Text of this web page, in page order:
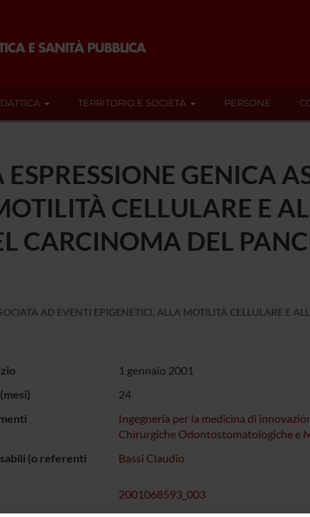
TERRITORIO E SOCIETÀ PERSONE
GENICA
CELLULARE E
CARCINOMA DEL
AD EVENTI EPIGENETICI, ALLA MOTILITÀ CELLULARE E
1 gennaio 2001
24
Ingegneria per la medicina di
Chirurgiche Odontostomatologiche e
(o referenti
Bassi Claudio
2001068593_003